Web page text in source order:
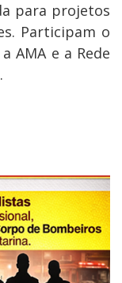
para projetos
Participam o
AMA e a Rede